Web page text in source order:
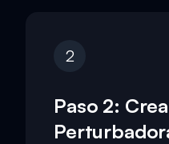
2
Paso 2: